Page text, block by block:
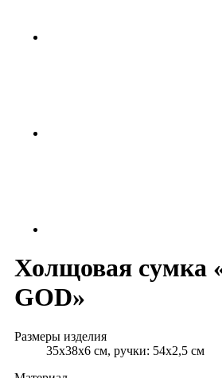
Холщовая сумка
GOD»
Размеры изделия
35х38х6 см, ручки: 54х2,5 см